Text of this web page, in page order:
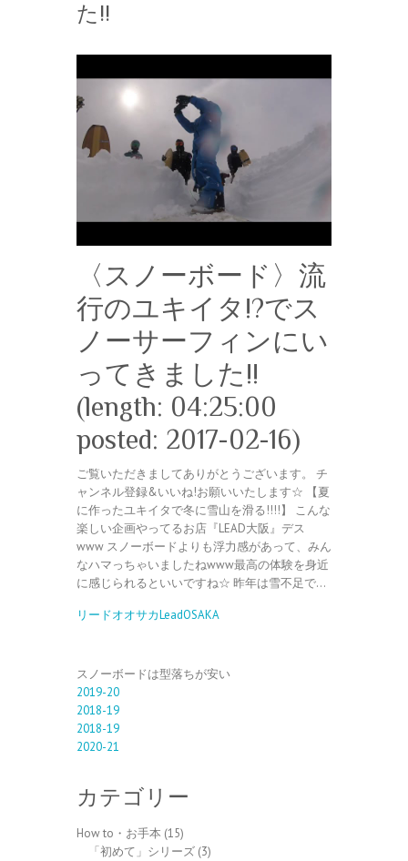
た!!
〈スノーボード〉流
行のユキイタ!?でス
ノーサーフィンにい
ってきました!!
(length: 04:25:00
posted: 2017-02-16)
ご覧いただきましてありがとうございます。 チ
ャンネル登録&いいね!お願いいたします☆ 【夏
に作ったユキイタで冬に雪山を滑る!!!!】 こんな
楽しい企画やってるお店『LEAD大阪』デス
www スノーボードよりも浮力感があって、みん
なハマっちゃいましたねwww最高の体験を身近
に感じられるといいですね☆ 昨年は雪不足で…
リードオオサカLeadOSAKA
スノーボードは型落ちが安い
2019-20
2018-19
2018-19
2020-21
カテゴリー
How to・お手本 (15)
「初めて」シリーズ (3)